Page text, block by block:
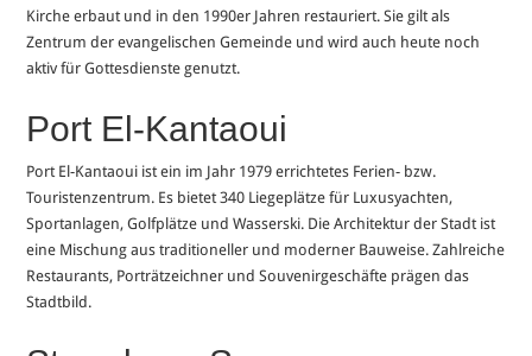
Kirche erbaut und in den 1990er Jahren restauriert. Sie gilt als
Zentrum der evangelischen Gemeinde und wird auch heute noch
aktiv für Gottesdienste genutzt.
Port El-Kantaoui
Port El-Kantaoui ist ein im Jahr 1979 errichtetes Ferien- bzw.
Touristenzentrum. Es bietet 340 Liegeplätze für Luxusyachten,
Sportanlagen, Golfplätze und Wasserski. Die Architektur der Stadt ist
eine Mischung aus traditioneller und moderner Bauweise. Zahlreiche
Restaurants, Porträtzeichner und Souvenirgeschäfte prägen das
Stadtbild.